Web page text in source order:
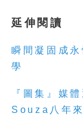
延伸閱讀
瞬間凝固成
學
『圖集』媒
Souza八年